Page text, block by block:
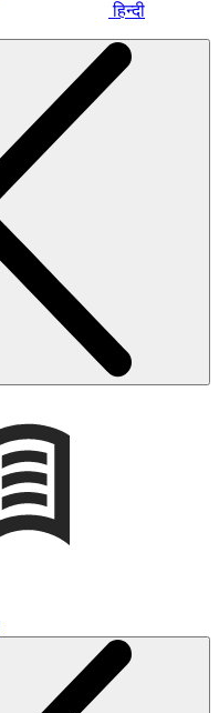
हिन्दी